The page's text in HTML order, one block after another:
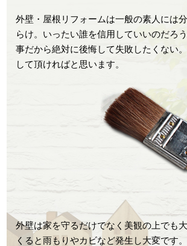
外壁・屋根リフォームは一般の素人には
らけ。いったい誰を信用していいのだろ
事だから絶対に後悔して失敗したくない
して頂ければと思います。
外壁は家を守るだけでなく美観の上でも
くると雨もりやカビなど発生し大変です